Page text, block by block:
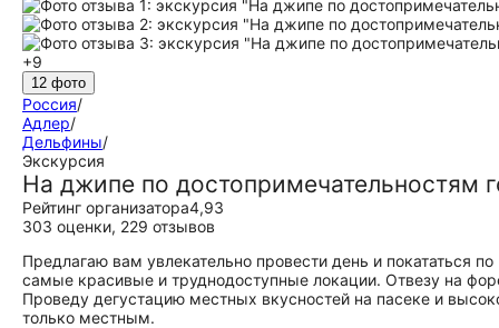
+9
12 фото
Россия/
Адлер/
Дельфины/
Экскурсия
На джипе по достопримечательностям
Рейтинг организатора4,93
303 оценки, 229 отзывов
Предлагаю вам увлекательно провести день и
самые красивые и труднодоступные локации. Отвезу на
Проведу дегустацию местных вкусностей на пасеке и
только местным.